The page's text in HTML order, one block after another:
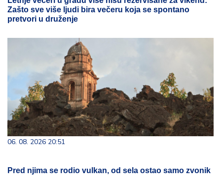
Zašto sve više ljudi bira večeru koja se spontano
pretvori u druženje
06. 08. 2026 20:51
Pred njima se rodio vulkan, od sela ostao samo zvonik